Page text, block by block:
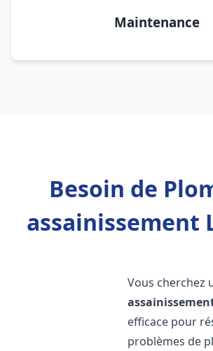
Maintenance
Besoin de
assainissement
Vous cherchez
efficace pour
problèmes de